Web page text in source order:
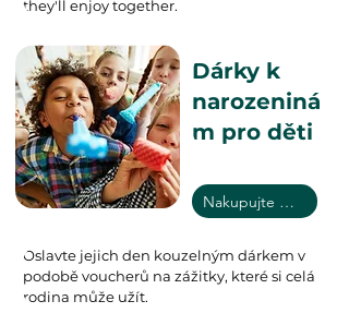
they'll enjoy together.
Dárky k
narozeniná
m pro děti
Nakupujte nyní
Oslavte jejich den kouzelným dárkem v
podobě voucherů na zážitky, které si celá
rodina může užít.